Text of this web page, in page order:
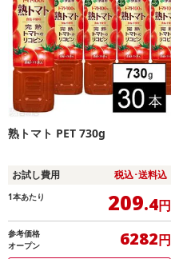
熟トマト PET 730g
お試し費用 税込･送料込
1本あたり 209.4円
参考価格
オープン
6282円